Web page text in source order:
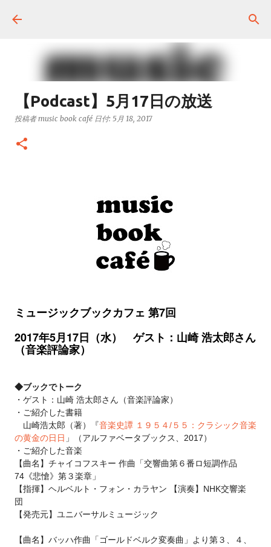
【Podcast】5月17日の放送
投稿者music book café 日付: 5月 18, 2017
ミュージックブックカフェ 第7回
2017年5月17日（水） ゲスト：山崎 浩太郎さん
（音楽評論家）
◆ブックでトーク
・ゲスト：山崎 浩太郎さん（音楽評論家）
・ご紹介した書籍
山崎浩太郎 （著） 『音楽史譚 １９５４/５５：クラシック音楽
の黄金の日日 」
（アルファベータブックス、2017）
・ご紹介した音楽
【曲名】チャイコフスキー 作曲「交響曲第６番ロ短調作品
74《悲愴》第３楽章」
【指揮】ヘルベルト・フォン・カラヤン
【演奏】NHK交響楽
団
【発売元】ユニバーサルミュージック
【曲名】バッハ作曲「ゴールドベルク変奏曲」より第３、４、